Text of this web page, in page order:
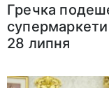
Гречка
28 липня